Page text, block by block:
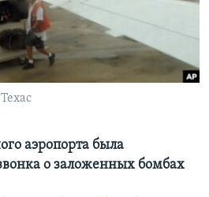
аэропорта была
о заложенных бомбах